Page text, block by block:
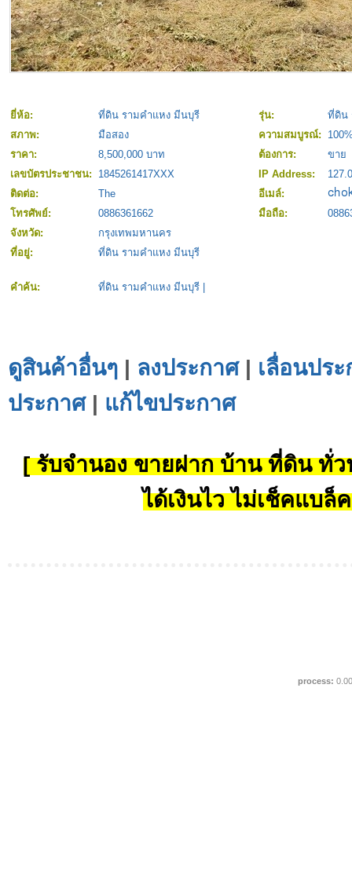
ยี่ห้อ: ที่ดิน รามคำแหง มีนบุรี รุ่น:
ที่ดิน
สภาพ:
มือสอง ความสมบูรณ์:
ราคา:
8,500,000 บาท ต้องการ:
ขาย
เลขบัตรประชาชน:
1845261417XXX IP Address:
ติดต่อ:
The
อีเมล์:
โทรศัพย์:
0886361662 มือถือ:
จังหวัด:
กรุงเทพมหานคร
ที่อยู่:
ที่ดิน รามคำแหง มีนบุรี
คำค้น: ที่ดิน รามคำแหง มีนบุรี
ดูสินค้าอื่นๆ | ลงประกาศ| เลื่อนปร
ประกาศ| แก้ไขประกาศ
[ รับจำนอง ขายฝาก บ้าน ที่ดิน ทั่ว
ได้เงินไว ไม่เช็คแบล็
process: